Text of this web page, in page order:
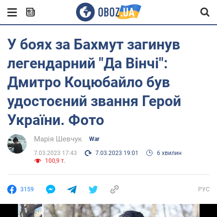
У боях за Бахмут загинув
легендарний "Да Вінчі":
Дмитро Коцюбайло був
удостоєний звання Герой
України. Фото
Марія Шевчук War
7.03.2023 17:43 7.03.2023 19:01
6 хвилин
100,9 т.
3159 РУС